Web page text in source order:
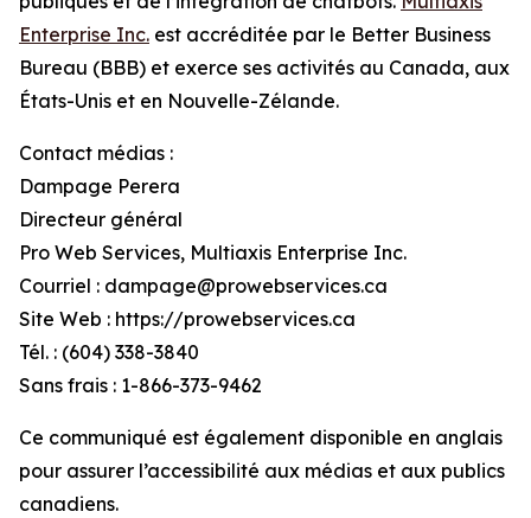
Enterprise Inc. est accréditée par le Better Business
Bureau (BBB) et exerce ses activités au Canada, aux
États-Unis et en Nouvelle-Zélande.
Contact médias :
Dampage Perera
Directeur général
Pro Web Services, Multiaxis Enterprise Inc.
Courriel : dampage@prowebservices.ca
Site Web : https://prowebservices.ca
Tél. : (604) 338-3840
Sans frais : 1-866-373-9462
Ce communiqué est également disponible en anglais
pour assurer l’accessibilité aux médias et aux publics
canadiens.